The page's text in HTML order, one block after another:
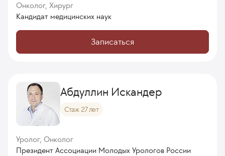
Онколог, Хирург
Кандидат медицинских наук
Записаться
Абдуллин Искандер
Стаж 27 лет
Уролог, Онколог
Президент Ассоциации Молодых Урологов России